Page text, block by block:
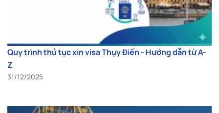
Quy trình thủ tục xin visa Thụy Điển - Hướng dẫn từ A-
Z
31/12/2025